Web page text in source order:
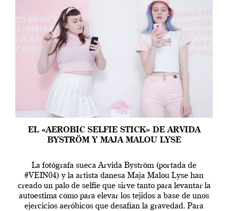
EL «AEROBIC SELFIE STICK» DE ARVIDA
BYSTRÖM Y MAJA MALOU LYSE
La fotógrafa sueca Arvida Byström (portada de
#VEIN04) y la artista danesa Maja Malou Lyse han
creado un palo de selfie que sirve tanto para levantar la
autoestima como para elevar los tejidos a base de unos
ejercicios aeróbicos que desafían la gravedad. Para